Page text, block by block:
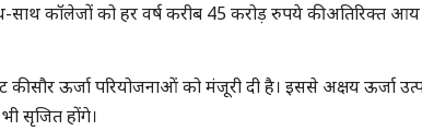
साथ कॉलेजों को हर वर्ष करीब 45 करोड़ रुपये की अतिरिक्त आय
की सौर ऊर्जा परियोजनाओं को मंजूरी दी है। इससे अक्षय ऊर्जा
सृजित होंगे।